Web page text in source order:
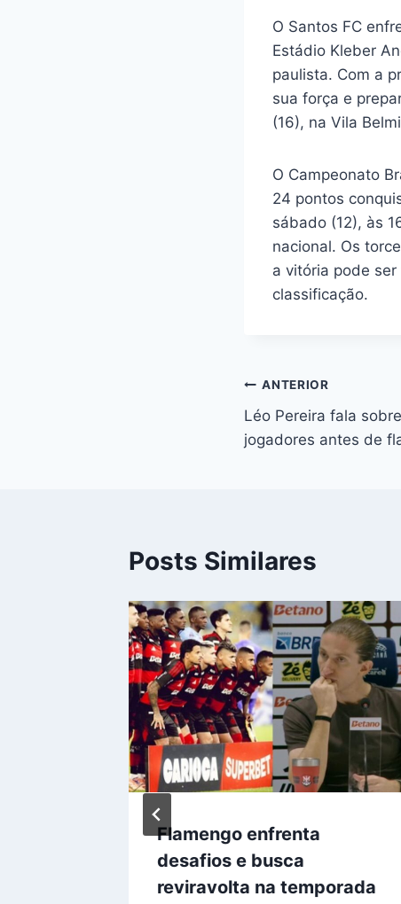
O Santos FC
Estádio Kleber
paulista. Com a
sua força e
(16), na Vila
O Campeonato
24 pontos
sábado (12), às
nacional. Os
a vitória pode
classificação.
Navegação
de
ANTERIOR
Léo Pereira fala
jogadores antes de
Posts Similares
Flamengo enfrenta
desafios e busca
reviravolta na temporada